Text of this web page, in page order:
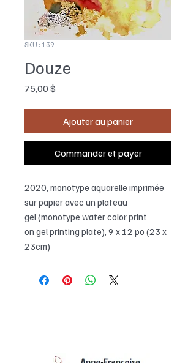
SKU : 139
Douze
75,00 $
Ajouter au panier
Commander et payer
2020, monotype aquarelle imprimée
sur papier avec un plateau
gel (monotype water color print
on gel printing plate), 9 x 12 po (23 x
23cm)